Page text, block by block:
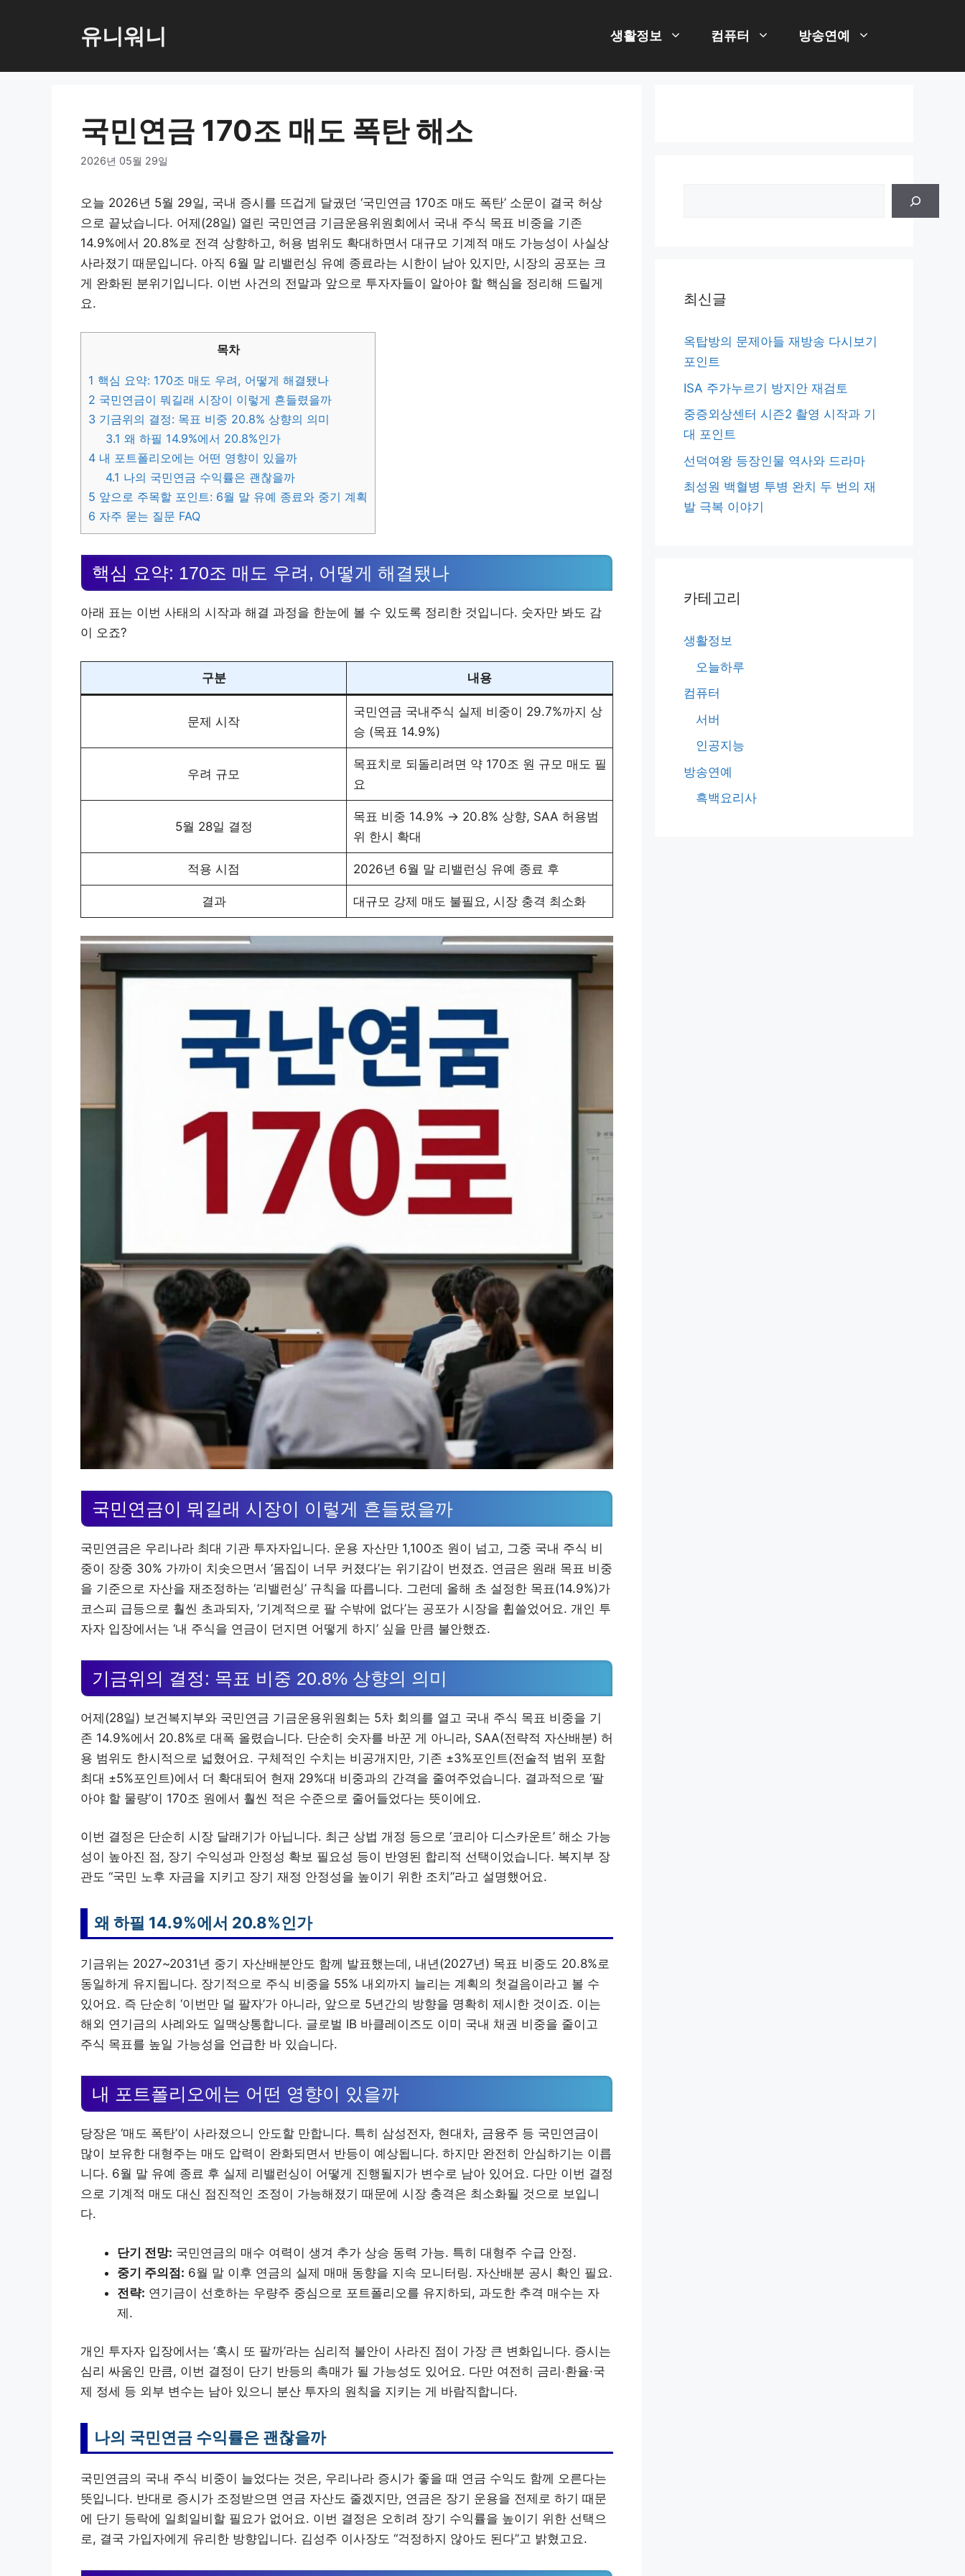
로
유니워니 생활정보 컴퓨터 방송연예
국민연금 170조 매도 폭탄 해소
2026년 05월 29일
오늘 2026년 5월 29일, 국내 증시를 뜨겁게 달궜던 ‘국민연금 170조 매도 폭탄’ 소문이 결국 허상
으로 끝났습니다. 어제(28일) 열린 국민연금 기금운용위원회에서 국내 주식 목표 비중을 기존
14.9%에서 20.8%로 전격 상향하고, 허용 범위도 확대하면서 대규모 기계적 매도 가능성이 사실상
사라졌기 때문입니다. 아직 6월 말 리밸런싱 유예 종료라는 시한이 남아 있지만, 시장의 공포는 크
게 완화된 분위기입니다. 이번 사건의 전말과 앞으로 투자자들이 알아야 할 핵심을 정리해 드릴게
요.
목차
1 핵심 요약: 170조 매도 우려, 어떻게 해결됐나
2 국민연금이 뭐길래 시장이 이렇게 흔들렸을까
3 기금위의 결정: 목표 비중 20.8% 상향의 의미
3.1 왜 하필 14.9%에서 20.8%인가
4 내 포트폴리오에는 어떤 영향이 있을까
4.1 나의 국민연금 수익률은 괜찮을까
5 앞으로 주목할 포인트: 6월 말 유예 종료와 중기 계획
6 자주 묻는 질문 FAQ
핵심 요약: 170조 매도 우려, 어떻게 해결됐나
아래 표는 이번 사태의 시작과 해결 과정을 한눈에 볼 수 있도록 정리한 것입니다. 숫자만 봐도 감
이 오죠?
구분 내용
문제 시작
국민연금 국내주식 실제 비중이 29.7%까지 상
승 (목표 14.9%)
우려 규모
목표치로 되돌리려면 약 170조 원 규모 매도 필
요
5월 28일 결정
목표 비중 14.9% → 20.8% 상향, SAA 허용범
위 한시 확대
적용 시점 2026년 6월 말 리밸런싱 유예 종료 후
결과 대규모 강제 매도 불필요, 시장 충격 최소화
국민연금이 뭐길래 시장이 이렇게 흔들렸을까
국민연금은 우리나라 최대 기관 투자자입니다. 운용 자산만 1,100조 원이 넘고, 그중 국내 주식 비
중이 장중 30% 가까이 치솟으면서 ‘몸집이 너무 커졌다’는 위기감이 번졌죠. 연금은 원래 목표 비중
을 기준으로 자산을 재조정하는 ‘리밸런싱’ 규칙을 따릅니다. 그런데 올해 초 설정한 목표(14.9%)가
코스피 급등으로 훨씬 초과되자, ‘기계적으로 팔 수밖에 없다’는 공포가 시장을 휩쓸었어요. 개인 투
자자 입장에서는 ‘내 주식을 연금이 던지면 어떻게 하지’ 싶을 만큼 불안했죠.
기금위의 결정: 목표 비중 20.8% 상향의 의미
어제(28일) 보건복지부와 국민연금 기금운용위원회는 5차 회의를 열고 국내 주식 목표 비중을 기
존 14.9%에서 20.8%로 대폭 올렸습니다. 단순히 숫자를 바꾼 게 아니라, SAA(전략적 자산배분) 허
용 범위도 한시적으로 넓혔어요. 구체적인 수치는 비공개지만, 기존 ±3%포인트(전술적 범위 포함
최대 ±5%포인트)에서 더 확대되어 현재 29%대 비중과의 간격을 줄여주었습니다. 결과적으로 ‘팔
아야 할 물량’이 170조 원에서 훨씬 적은 수준으로 줄어들었다는 뜻이에요.
이번 결정은 단순히 시장 달래기가 아닙니다. 최근 상법 개정 등으로 ‘코리아 디스카운트’ 해소 가능
성이 높아진 점, 장기 수익성과 안정성 확보 필요성 등이 반영된 합리적 선택이었습니다. 복지부 장
관도 “국민 노후 자금을 지키고 장기 재정 안정성을 높이기 위한 조치”라고 설명했어요.
왜 하필 14.9%에서 20.8%인가
기금위는 2027~2031년 중기 자산배분안도 함께 발표했는데, 내년(2027년) 목표 비중도 20.8%로
동일하게 유지됩니다. 장기적으로 주식 비중을 55% 내외까지 늘리는 계획의 첫걸음이라고 볼 수
있어요. 즉 단순히 ‘이번만 덜 팔자’가 아니라, 앞으로 5년간의 방향을 명확히 제시한 것이죠. 이는
해외 연기금의 사례와도 일맥상통합니다. 글로벌 IB 바클레이즈도 이미 국내 채권 비중을 줄이고
주식 목표를 높일 가능성을 언급한 바 있습니다.
내 포트폴리오에는 어떤 영향이 있을까
당장은 ‘매도 폭탄’이 사라졌으니 안도할 만합니다. 특히 삼성전자, 현대차, 금융주 등 국민연금이
많이 보유한 대형주는 매도 압력이 완화되면서 반등이 예상됩니다. 하지만 완전히 안심하기는 이릅
니다. 6월 말 유예 종료 후 실제 리밸런싱이 어떻게 진행될지가 변수로 남아 있어요. 다만 이번 결정
으로 기계적 매도 대신 점진적인 조정이 가능해졌기 때문에 시장 충격은 최소화될 것으로 보입니
다.
단기 전망: 국민연금의 매수 여력이 생겨 추가 상승 동력 가능. 특히 대형주 수급 안정.
중기 주의점: 6월 말 이후 연금의 실제 매매 동향을 지속 모니터링. 자산배분 공시 확인 필요.
전략: 연기금이 선호하는 우량주 중심으로 포트폴리오를 유지하되, 과도한 추격 매수는 자
제.
개인 투자자 입장에서는 ‘혹시 또 팔까’라는 심리적 불안이 사라진 점이 가장 큰 변화입니다. 증시는
심리 싸움인 만큼, 이번 결정이 단기 반등의 촉매가 될 가능성도 있어요. 다만 여전히 금리·환율·국
제 정세 등 외부 변수는 남아 있으니 분산 투자의 원칙을 지키는 게 바람직합니다.
나의 국민연금 수익률은 괜찮을까
국민연금의 국내 주식 비중이 늘었다는 것은, 우리나라 증시가 좋을 때 연금 수익도 함께 오른다는
뜻입니다. 반대로 증시가 조정받으면 연금 자산도 줄겠지만, 연금은 장기 운용을 전제로 하기 때문
에 단기 등락에 일희일비할 필요가 없어요. 이번 결정은 오히려 장기 수익률을 높이기 위한 선택으
로, 결국 가입자에게 유리한 방향입니다. 김성주 이사장도 “걱정하지 않아도 된다”고 밝혔고요.
최신글
옥탑방의 문제아들 재방송 다시보기
포인트
ISA 주가누르기 방지안 재검토
중증외상센터 시즌2 촬영 시작과 기
대 포인트
선덕여왕 등장인물 역사와 드라마
최성원 백혈병 투병 완치 두 번의 재
발 극복 이야기
카테고리
생활정보
오늘하루
컴퓨터
서버
인공지능
방송연예
흑백요리사